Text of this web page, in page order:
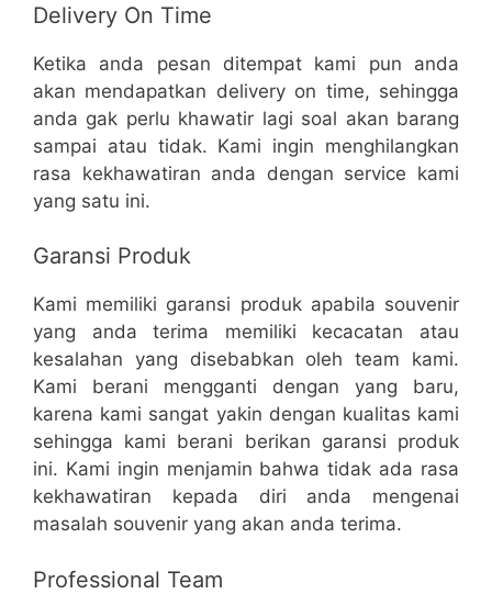
Delivery On Time
Ketika anda pesan ditempat kami pun anda
akan mendapatkan delivery on time, sehingga
anda gak perlu khawatir lagi soal akan barang
sampai atau tidak. Kami ingin menghilangkan
rasa kekhawatiran anda dengan service kami
yang satu ini.
Garansi Produk
Kami memiliki garansi produk apabila souvenir
yang anda terima memiliki kecacatan atau
kesalahan yang disebabkan oleh team kami.
Kami berani mengganti dengan yang baru,
karena kami sangat yakin dengan kualitas kami
sehingga kami berani berikan garansi produk
ini. Kami ingin menjamin bahwa tidak ada rasa
kekhawatiran kepada diri anda mengenai
masalah souvenir yang akan anda terima.
Professional Team